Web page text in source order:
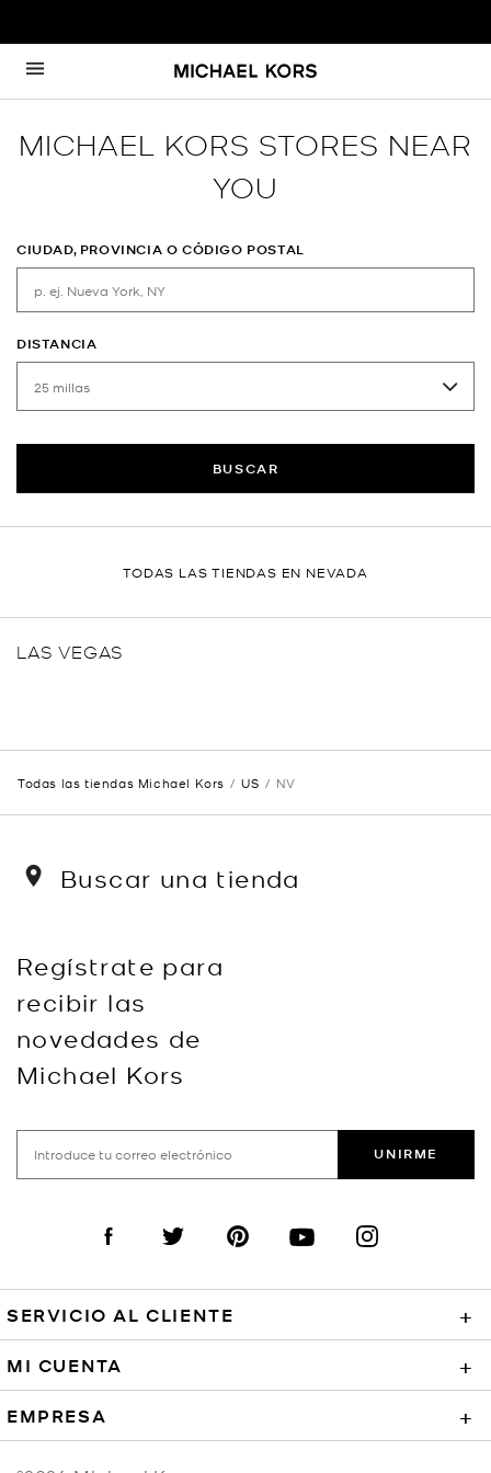
Ir al contenido
Volver a navegación
MICHAEL KORS STORES NEAR
YOU
CIUDAD, PROVINCIA O CÓDIGO POSTAL
DISTANCIA
BUSCAR
TODAS LAS TIENDAS EN NEVADA
LAS VEGAS
Todas las tiendas Michael Kors US NV
Buscar una tienda
Regístrate para
recibir las
novedades de
Michael Kors
UNIRME
Visit us on Facebook
Visit us on TwitterVisit us on PinterestVisit us on YouTube
Visit us on
SERVICIO AL CLIENTE +
MI CUENTA +
EMPRESA +